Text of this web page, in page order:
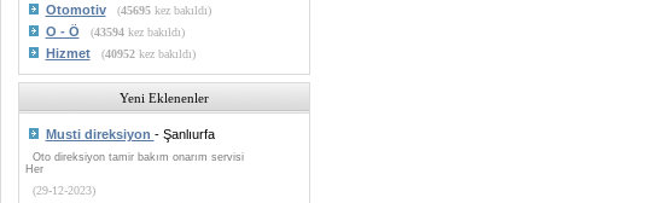
Otomotiv (45695kez bakıldı)
O - Ö (43594kez bakıldı)
Hizmet (40952kez bakıldı)
Yeni Eklenenler
Musti direksiyon - Şanlıurfa
Oto direksiyon tamir bakım onarım servisi
Her
(29-12-2023)